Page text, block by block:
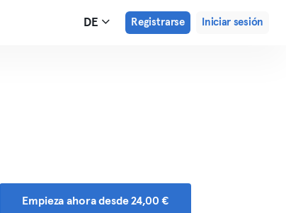
DE Registrarse Iniciar sesión
Empieza ahora desde 24,00 €